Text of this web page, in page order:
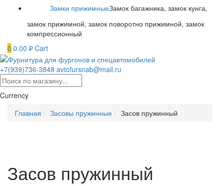
Замки прижимныеЗамок багажника, замок кунга,
замок прижимной, замок поворотно прижимной, замок
компрессионный
0 0.00 ₽ Cart
+7(939)736-3848 avtofursnab@mail.ru
Currency
Главная
Засовы пружинные Засов пружинный
Засов пружинный